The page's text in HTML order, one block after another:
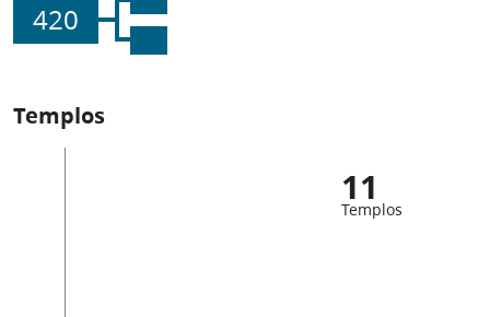
420
Templos
11
Templos